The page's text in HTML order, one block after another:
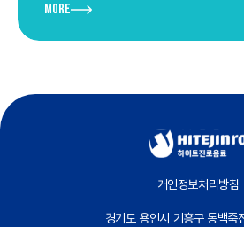
More
개인정보처리방침
경기도 용인시 기흥구 동백죽